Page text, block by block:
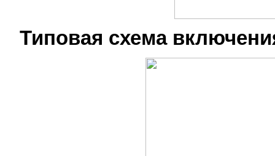
Типовая схема